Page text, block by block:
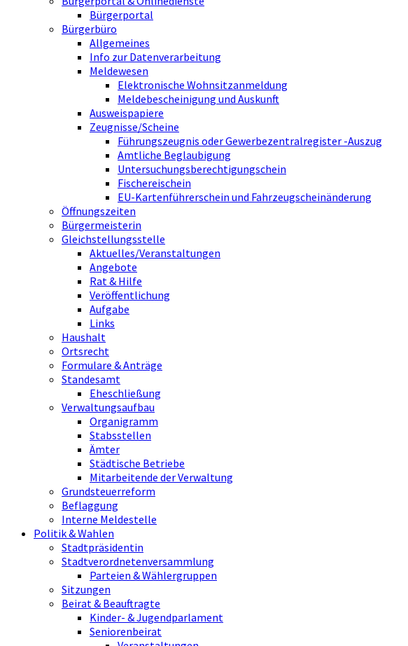
Bürgerportal
Bürgerbüro
Allgemeines
Info zur Datenverarbeitung
Meldewesen
Elektronische Wohnsitzanmeldung
Meldebescheinigung und Auskunft
Ausweispapiere
Zeugnisse/Scheine
Führungszeugnis oder Gewerbezentralregister -Auszug
Amtliche Beglaubigung
Untersuchungsberechtigungschein
Fischereischein
EU-Kartenführerschein und Fahrzeugscheinänderung
Öffnungszeiten
Bürgermeisterin
Gleichstellungsstelle
Aktuelles/Veranstaltungen
Angebote
Rat & Hilfe
Veröffentlichung
Aufgabe
Links
Haushalt
Ortsrecht
Formulare & Anträge
Standesamt
Eheschließung
Verwaltungsaufbau
Organigramm
Stabsstellen
Ämter
Städtische Betriebe
Mitarbeitende der Verwaltung
Grundsteuerreform
Beflaggung
Interne Meldestelle
Politik & Wahlen
Stadtpräsidentin
Stadtverordnetenversammlung
Parteien & Wählergruppen
Sitzungen
Beirat & Beauftragte
Kinder- & Jugendparlament
Seniorenbeirat